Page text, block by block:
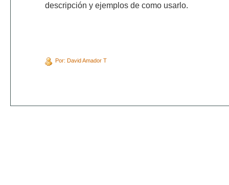
descripción y ejemplos de como usarlo.
Por: David Amador T